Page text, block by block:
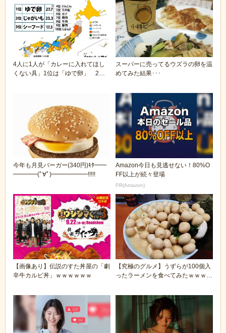
4人に1人が「カレーに入れてほし
くない具」1位は「ゆで卵」 2位
スーパーに売ってるウズラの卵を温
めてみた結果･･･
今年も月見バーガー(340円)ｷﾀ━━
━━━━(ﾟ∀ﾟ)━━━━━━!!!!!
Amazon今日も見逃せない！80%O
FF以上が続々登場
PR(Amazon)
【画像あり】伝説のすた丼屋の「劇
辛牛カルビ丼」ｗｗｗｗｗｗ
【究極のグルメ】うずらが100個入
ったラーメンを食べてみたｗｗｗｗ